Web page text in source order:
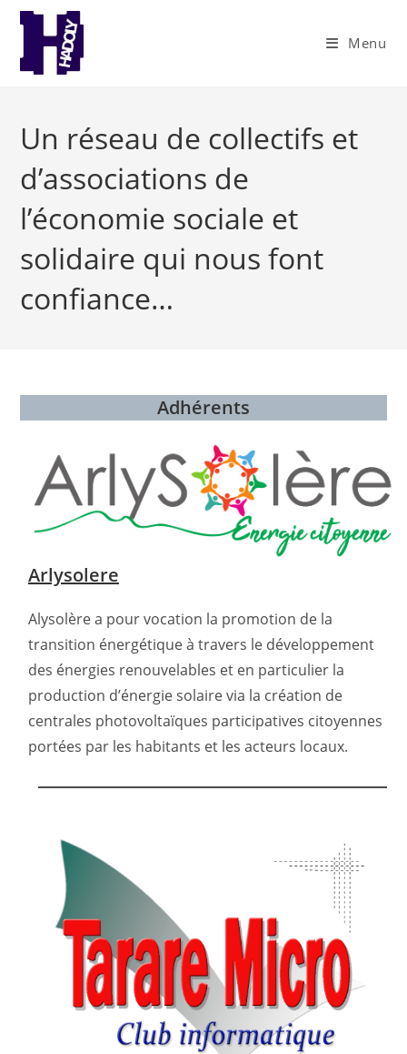
Skip
content
Menu
Un réseau de collectifs et
d’associations de
l’économie sociale et
solidaire qui nous font
confiance…
Adhérents
Arlysolere
Alysolère a pour vocation la promotion de la
transition énergétique à travers le développement
des énergies renouvelables et en particulier la
production d’énergie solaire via la création de
centrales photovoltaïques participatives citoyennes
portées par les habitants et les acteurs locaux.